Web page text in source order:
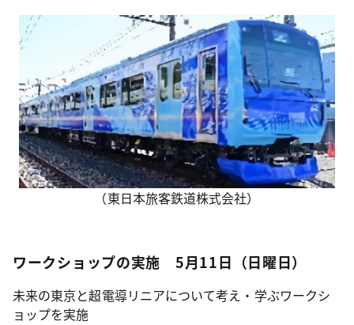
（東日本旅客鉄道株式会社）
ワークショップの実施 5月11日（日曜日）
未来の東京と超電導リニアについて考え・学ぶワークシ
ョップを実施